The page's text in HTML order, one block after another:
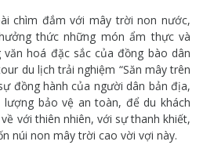
chìm đắm với mây trời non nước,
thức những món ẩm thực và
văn hoá đặc sắc của đồng bào dân
du lịch trải nghiệm “Săn mây trên
đồng hành của người dân bản địa,
lượng bảo vệ an toàn, để du khách
với thiên nhiên, với sự thanh khiết,
núi non mây trời cao vời vợi này.